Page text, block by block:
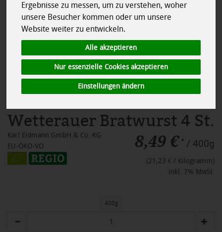
Ergebnisse zu messen, um zu verstehen, woher
unsere Besucher kommen oder um unsere
Website weiter zu entwickeln.
Alle akzeptieren
Nur essenzielle Cookies akzeptieren
Einstellungen ändern
Wetterauer Bratwurst 4 St.
Karl Eidmann GmbH & Co. KG
EU-ÖKO-VO
8,49 € * / 400g
(21,23 € / Kilogramm)
inkl. 7% MwSt.
400g